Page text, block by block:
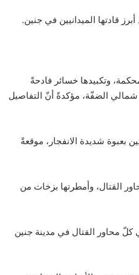
قادتها الميدانيين في جنين.
وتكبيدها خسائر فادحةً
الضفّة، مؤكدةً أنّ التفاصيل
بعبوة شديدة الانفجار، موقعةً
القتال، وأمطرتها بزخات من
كلّ محاور القتال في مدينة جنين